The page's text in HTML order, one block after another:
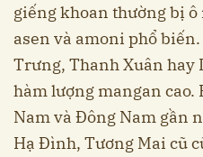
giếng khoan thường bị
asen và amoni phổ
Trưng, Thanh Xuân hay
hàm lượng mangan cao.
Nam và Đông Nam gần
Hạ Đình, Tương Mai cũ